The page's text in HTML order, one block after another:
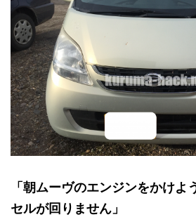
「朝ムーヴのエンジンをかけよ
セルが回りません」